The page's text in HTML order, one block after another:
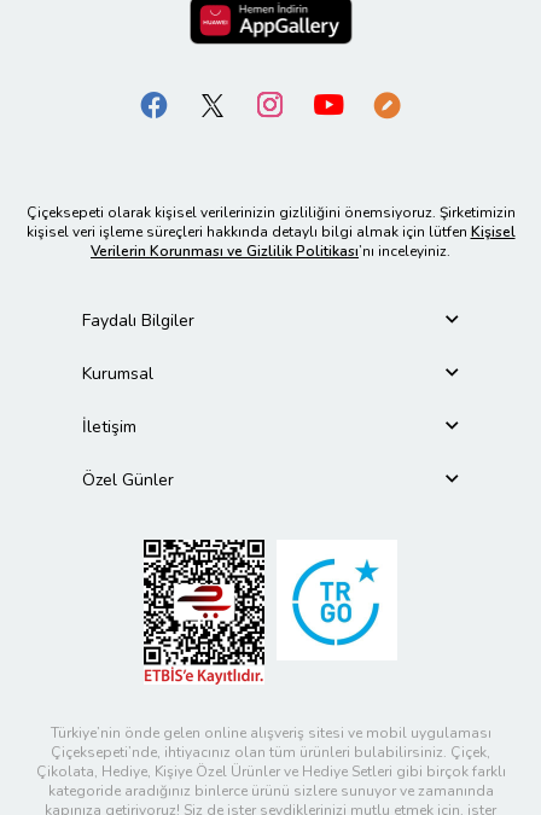
Çiçeksepeti olarak kişisel verilerinizin gizliliğini önemsiyoruz. Şirketimizin
kişisel veri işleme süreçleri hakkında detaylı bilgi almak için lütfen Kişisel
Verilerin Korunması ve Gizlilik Politikası’nı inceleyiniz.
Faydalı Bilgiler
Kurumsal
İletişim
Özel Günler
Türkiye’nin önde gelen online alışveriş sitesi ve mobil uygulaması
Çiçeksepeti’nde, ihtiyacınız olan tüm ürünleri bulabilirsiniz. Çiçek,
Çikolata, Hediye, Kişiye Özel Ürünler ve Hediye Setleri gibi birçok farklı
kategoride aradığınız binlerce ürünü sizlere sunuyor ve zamanında
kapınıza getiriyoruz! Siz de ister sevdiklerinizi mutlu etmek için, ister